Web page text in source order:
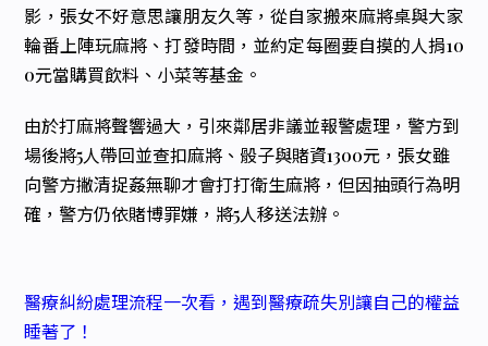
影，張女不好意思讓朋友久等，從自家搬來麻將桌與大家
輪番上陣玩麻將、打發時間，並約定每圈要自摸的人捐10
0元當購買飲料、小菜等基金。
由於打麻將聲響過大，引來鄰居非議並報警處理，警方到
場後將5人帶回並查扣麻將、骰子與賭資1300元，張女雖
向警方撇清捉姦無聊才會打打衛生麻將，但因抽頭行為明
確，警方仍依賭博罪嫌，將5人移送法辦。
醫療糾紛處理流程一次看，遇到醫療疏失別讓自己的權益
睡著了！